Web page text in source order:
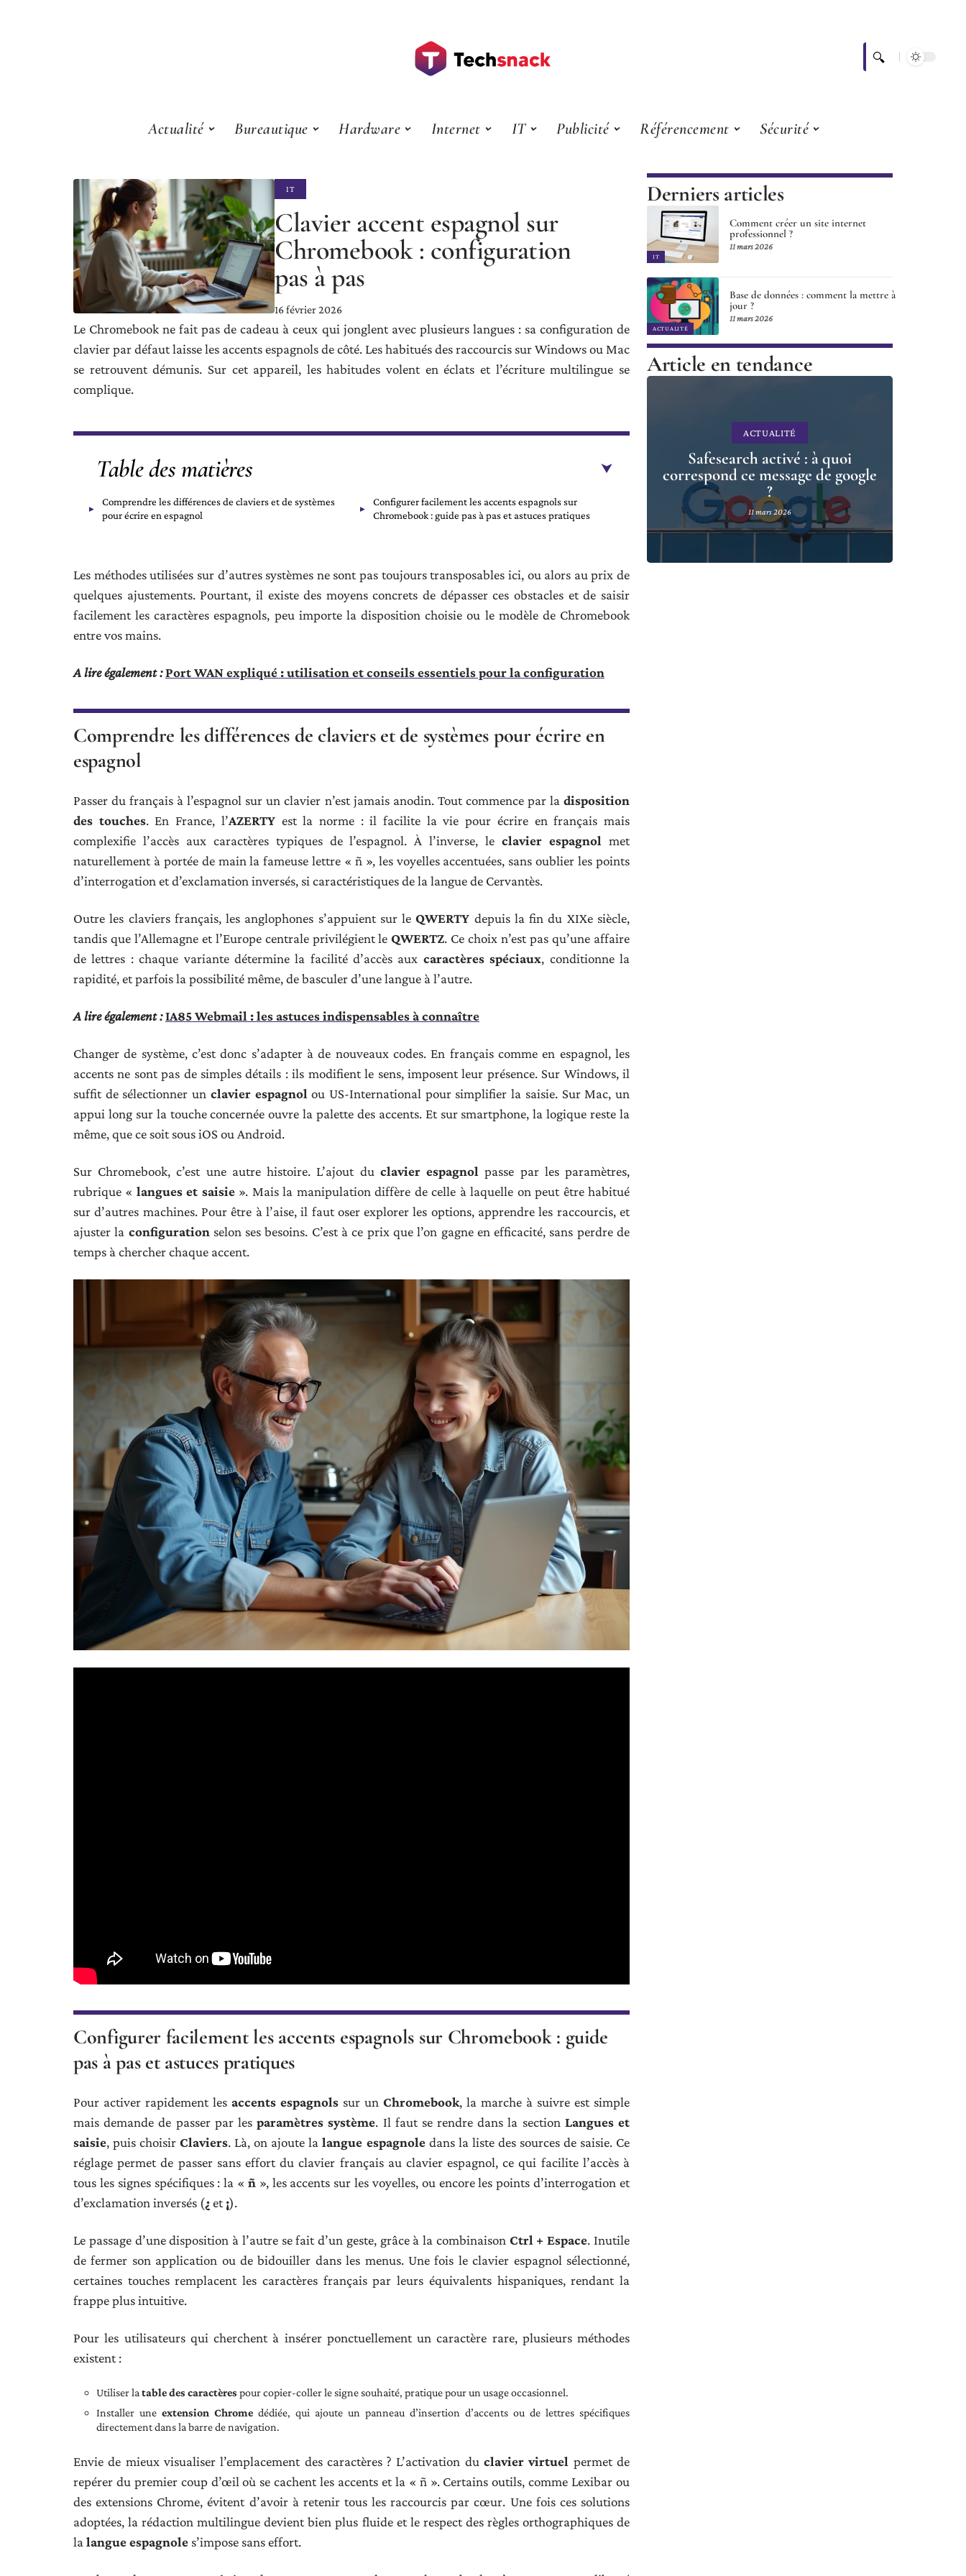
Actualité Bureautique Hardware Internet IT Publicité Référencement Sécurité
IT
Clavier accent espagnol sur
Chromebook : configuration
pas à pas
16 février 2026
Le Chromebook ne fait pas de cadeau à ceux qui jonglent avec plusieurs langues : sa configuration de
clavier par défaut laisse les accents espagnols de côté. Les habitués des raccourcis sur Windows ou Mac
se retrouvent démunis. Sur cet appareil, les habitudes volent en éclats et l’écriture multilingue se
complique.
Table des matières
Comprendre les différences de claviers et de systèmes
pour écrire en espagnol
Configurer facilement les accents espagnols sur
Chromebook : guide pas à pas et astuces pratiques
Les méthodes utilisées sur d’autres systèmes ne sont pas toujours transposables ici, ou alors au prix de
quelques ajustements. Pourtant, il existe des moyens concrets de dépasser ces obstacles et de saisir
facilement les caractères espagnols, peu importe la disposition choisie ou le modèle de Chromebook
entre vos mains.
A lire également :Port WAN expliqué : utilisation et conseils essentiels pour la configuration
Comprendre les différences de claviers et de systèmes pour écrire en
espagnol
Passer du français à l’espagnol sur un clavier n’est jamais anodin. Tout commence par la disposition
des touches. En France, l’AZERTYest la norme : il facilite la vie pour écrire en français mais
complexifie l’accès aux caractères typiques de l’espagnol. À l’inverse, leclavier espagnol met
naturellement à portée de main la fameuse lettre « ñ », les voyelles accentuées, sans oublier les points
d’interrogation et d’exclamation inversés, si caractéristiques de la langue de Cervantès.
Outre les claviers français, les anglophones s’appuient sur leQWERTY depuis la fin du XIXe siècle,
tandis que l’Allemagne et l’Europe centrale privilégient leQWERTZ. Ce choix n’est pas qu’une affaire
de lettres : chaque variante détermine la facilité d’accès aux caractères spéciaux, conditionne la
rapidité, et parfois la possibilité même, de basculer d’une langue à l’autre.
A lire également :IA85 Webmail : les astuces indispensables à connaître
Changer de système, c’est donc s’adapter à de nouveaux codes. En français comme en espagnol, les
accents ne sont pas de simples détails : ils modifient le sens, imposent leur présence. Sur Windows, il
suffit de sélectionner un clavier espagnol ou US-International pour simplifier la saisie. Sur Mac, un
appui long sur la touche concernée ouvre la palette des accents. Et sur smartphone, la logique reste la
même, que ce soit sous iOS ou Android.
Sur Chromebook, c’est une autre histoire. L’ajout du clavier espagnol passe par les paramètres,
rubrique « langues et saisie». Mais la manipulation diffère de celle à laquelle on peut être habitué
sur d’autres machines. Pour être à l’aise, il faut oser explorer les options, apprendre les raccourcis, et
ajuster la configuration selon ses besoins. C’est à ce prix que l’on gagne en efficacité, sans perdre de
temps à chercher chaque accent.
Configurer facilement les accents espagnols sur Chromebook : guide
pas à pas et astuces pratiques
Pour activer rapidement les accents espagnols sur un Chromebook, la marche à suivre est simple
mais demande de passer par lesparamètres système. Il faut se rendre dans la section Langues et
saisie, puis choisirClaviers. Là, on ajoute lalangue espagnoledans la liste des sources de saisie. Ce
réglage permet de passer sans effort du clavier français au clavier espagnol, ce qui facilite l’accès à
tous les signes spécifiques : la « ñ », les accents sur les voyelles, ou encore les points d’interrogation et
d’exclamation inversés (¿et¡).
Le passage d’une disposition à l’autre se fait d’un geste, grâce à la combinaison Ctrl + Espace. Inutile
de fermer son application ou de bidouiller dans les menus. Une fois le clavier espagnol sélectionné,
certaines touches remplacent les caractères français par leurs équivalents hispaniques, rendant la
frappe plus intuitive.
Pour les utilisateurs qui cherchent à insérer ponctuellement un caractère rare, plusieurs méthodes
existent :
Utiliser la table des caractères pour copier-coller le signe souhaité, pratique pour un usage occasionnel.
Installer une extension Chrome dédiée, qui ajoute un panneau d’insertion d’accents ou de lettres spécifiques
directement dans la barre de navigation.
Envie de mieux visualiser l’emplacement des caractères ? L’activation duclavier virtuel permet de
repérer du premier coup d’œil où se cachent les accents et la « ñ ». Certains outils, comme Lexibar ou
des extensions Chrome, évitent d’avoir à retenir tous les raccourcis par cœur. Une fois ces solutions
adoptées, la rédaction multilingue devient bien plus fluide et le respect des règles orthographiques de
la langue espagnole s’impose sans effort.
Derniers articles
IT
Comment créer un site internet
professionnel ?
11 mars 2026
ACTUALITÉ
Base de données : comment la mettre à
jour ?
11 mars 2026
Article en tendance
ACTUALITÉ
Safesearch activé : à quoi
correspond ce message de google
?
11 mars 2026